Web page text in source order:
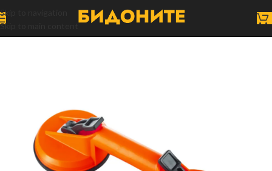
Skip to navigation
Skip to main content